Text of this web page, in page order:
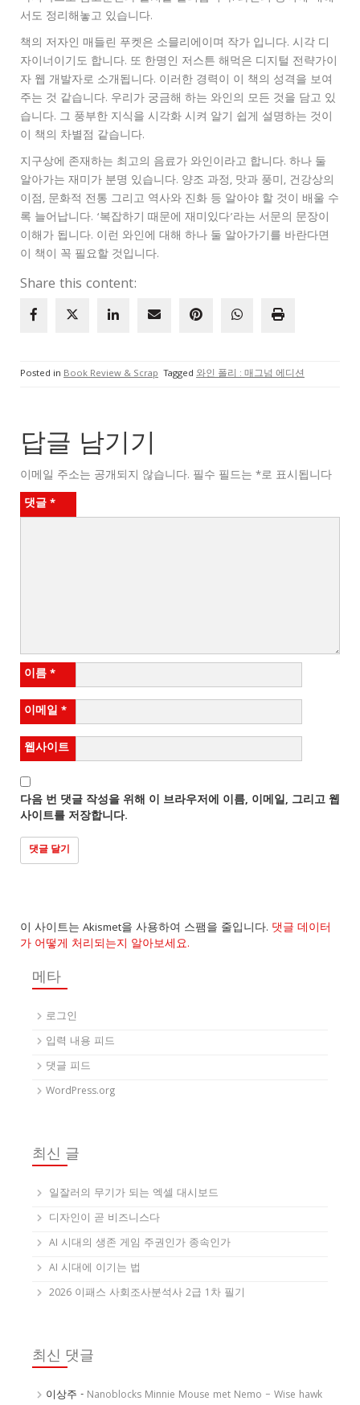
서도 정리해놓고 있습니다.
책의 저자인 매들린 푸켓은 소믈리에이며 작가 입니다. 시각 디
자이너이기도 합니다. 또 한명인 저스튼 해먹은 디지털 전략가이
자 웹 개발자로 소개됩니다. 이러한 경력이 이 책의 성격을 보여
주는 것 같습니다. 우리가 궁금해 하는 와인의 모든 것을 담고 있
습니다. 그 풍부한 지식을 시각화 시켜 알기 쉽게 설명하는 것이
이 책의 차별점 같습니다.
지구상에 존재하는 최고의 음료가 와인이라고 합니다. 하나 둘
알아가는 재미가 분명 있습니다. 양조 과정, 맛과 풍미, 건강상의
이점, 문화적 전통 그리고 역사와 진화 등 알아야 할 것이 배울 수
록 늘어납니다. ‘복잡하기 때문에 재미있다’라는 서문의 문장이
이해가 됩니다. 이런 와인에 대해 하나 둘 알아가기를 바란다면
이 책이 꼭 필요할 것입니다.
Share this content:
Posted in Book Review & Scrap Tagged 와인 폴리 : 매그넘 에디션
답글 남기기
이메일 주소는 공개되지 않습니다. 필수 필드는 *로 표시됩니다
댓글*
이름*
이메일 *
웹사이트
다음 번 댓글 작성을 위해 이 브라우저에 이름, 이메일, 그리고 웹
사이트를 저장합니다.
이 사이트는 Akismet을 사용하여 스팸을 줄입니다. 댓글 데이터
가 어떻게 처리되는지 알아보세요.
메타
로그인
입력 내용 피드
댓글 피드
WordPress.org
최신 글
일잘러의 무기가 되는 엑셀 대시보드
디자인이 곧 비즈니스다
AI 시대의 생존 게임 주권인가 종속인가
AI 시대에 이기는 법
2026 이패스 사회조사분석사 2급 1차 필기
최신 댓글
이상주 - Nanoblocks Minnie Mouse met Nemo – Wise hawk